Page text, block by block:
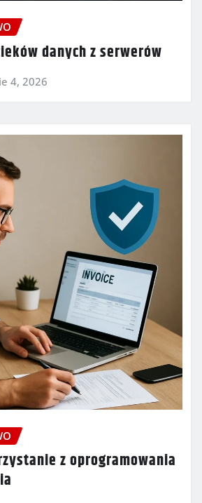
danych z serwerów
4, 2026
z oprogramowania